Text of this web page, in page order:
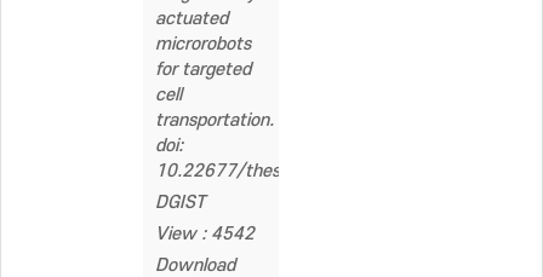
actuated
microrobots
for targeted
cell
transportation.
doi:
10.22677/thesis.2322636
DGIST
View : 4542
Download